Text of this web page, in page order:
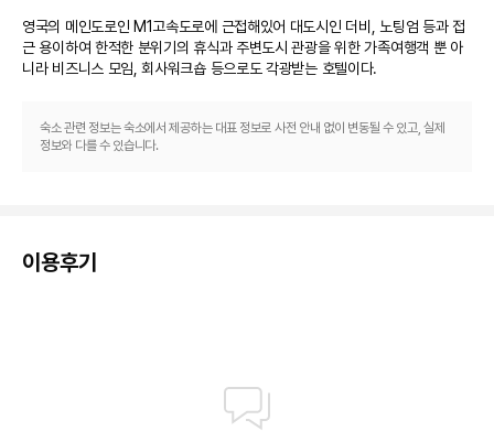
영국의 메인도로인 M1고속도로에 근접해있어 대도시인 더비, 노팅엄 등과 접
근 용이하여 한적한 분위기의 휴식과 주변도시 관광을 위한 가족여행객 뿐 아
숙소 관련 정보는 숙소에서 제공하는 대표 정보로 사전 안내 없이 변동될 수 있고, 실제
정보와 다를 수 있습니다.
이용후기